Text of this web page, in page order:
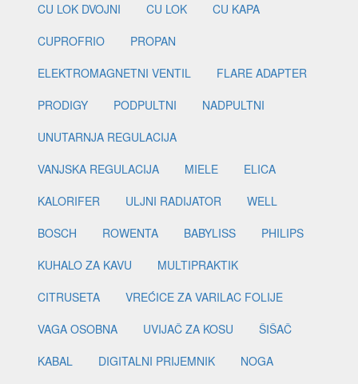
CU LOK DVOJNI
CU LOK
CU KAPA
CUPROFRIO
PROPAN
ELEKTROMAGNETNI VENTIL
FLARE ADAPTER
PRODIGY
PODPULTNI
NADPULTNI
UNUTARNJA REGULACIJA
VANJSKA REGULACIJA
MIELE
ELICA
KALORIFER
ULJNI RADIJATOR
WELL
BOSCH
ROWENTA BABYLISS
PHILIPS
KUHALO ZA KAVU
MULTIPRAKTIK
CITRUSETA
VREĆICE ZA VARILAC FOLIJE
VAGA OSOBNA
UVIJAČ ZA KOSU
ŠIŠAČ
KABAL
DIGITALNI PRIJEMNIK
NOGA